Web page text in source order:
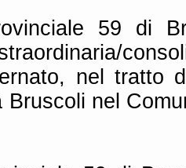
59 di
nel tratto
Bruscoli nel